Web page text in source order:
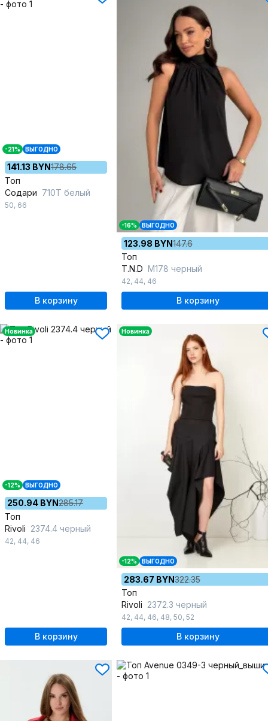
-21% ВЫГОДНО
141.13 BYN178.65
Топ
Содари 710Т белый
50, 66
В корзину
-16% ВЫГОДНО
123.98 BYN147.6
Топ
T.N.D М178 черный
42, 44, 46
В корзину
Новинка
-12% ВЫГОДНО
250.94 BYN285.17
Топ
Rivoli 2374.4 черный
42, 44, 46
В корзину
Новинка
-12% ВЫГОДНО
283.67 BYN322.35
Топ
Rivoli 2372.3 черный
42, 44, 46, 48, 50, 52
В корзину